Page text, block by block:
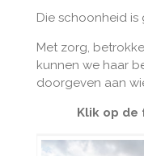
Die schoonheid
Met zorg,
kunnen we haar
doorgeven aan
Klik op de